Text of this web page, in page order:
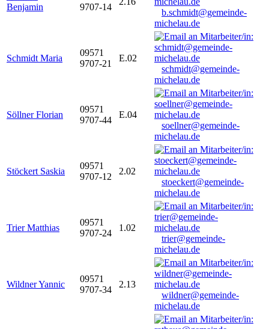
Benjamin
9707-14
b.schmidt@gemeinde-
michelau.de
Schmidt Maria
09571
9707-21
E.02
schmidt@gemeinde-
michelau.de
Söllner Florian
09571
9707-44
E.04
soellner@gemeinde-
michelau.de
Stöckert Saskia
09571
9707-12
2.02
stoeckert@gemeinde-
michelau.de
Trier Matthias
09571
9707-24
1.02
trier@gemeinde-
michelau.de
Wildner Yannic
09571
9707-34
2.13
wildner@gemeinde-
michelau.de